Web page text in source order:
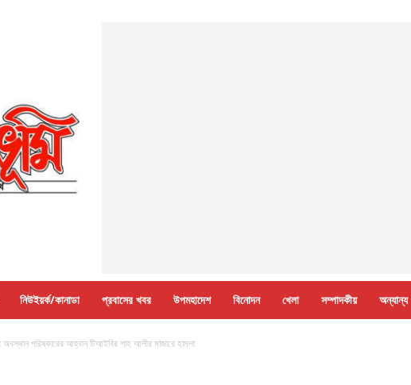
নিউইয়র্ক/কানাডা প্রবাসের খবর উপমহাদেশ বিনোদন খেলা সম্পাদকীয় অন্যান্য
পরিষ্কারের আহ্বান টিআইবির শাহ আলীর মাজারে হামলা